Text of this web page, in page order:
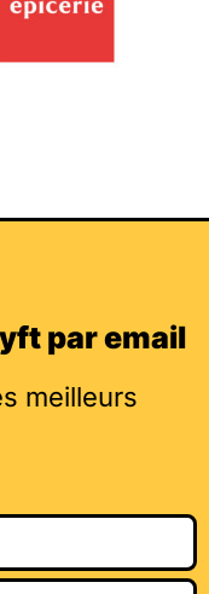
par email
meilleurs